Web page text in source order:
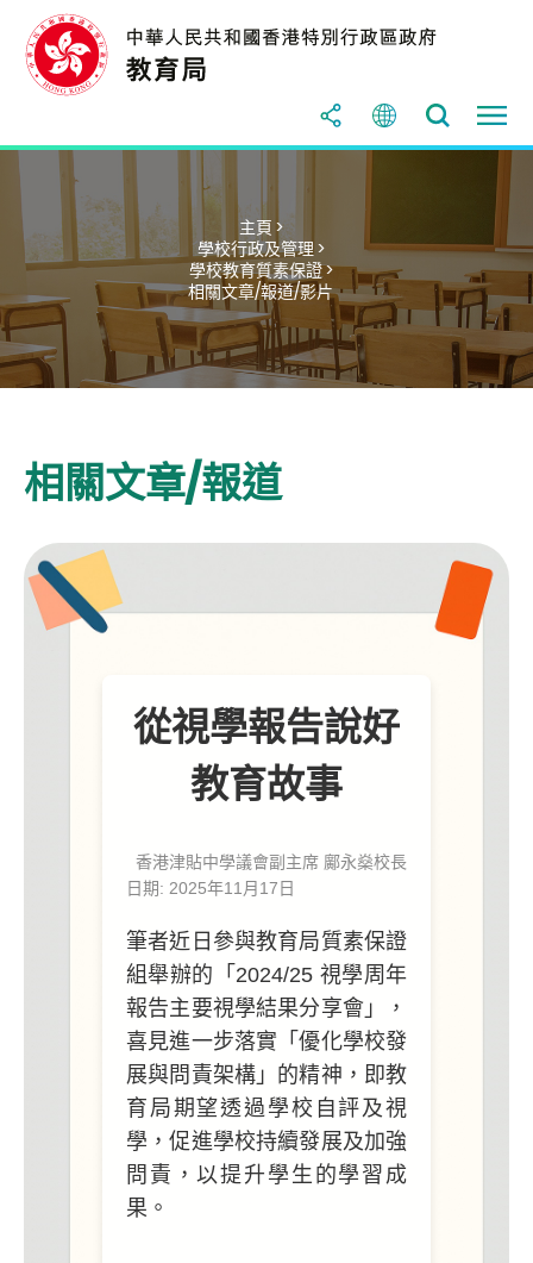
主頁 >
學校行政及管理 >
學校教育質素保證 >
相關文章/報道/影片
相關文章/報道
從視學報告說好
教育故事
香港津貼中學議會副主席 鄺永燊校長
日期: 2025年11月17日
筆者近日參與教育局質素保證
組舉辦的「2024/25 視學周年
報告主要視學結果分享會」，
喜見進一步落實「優化學校發
展與問責架構」的精神 ，即教
育局期望透過學校自評及視
學，促進學校持續發展及加強
問責，以提升學生的學習成
果。